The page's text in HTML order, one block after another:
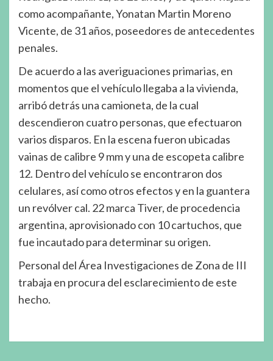
como acompañante, Yonatan Martin Moreno
Vicente, de 31 años, poseedores de antecedentes
penales.
De acuerdo a las averiguaciones primarias, en
momentos que el vehículo llegaba a la vivienda,
arribó detrás una camioneta, de la cual
descendieron cuatro personas, que efectuaron
varios disparos. En la escena fueron ubicadas
vainas de calibre 9 mm y una de escopeta calibre
12. Dentro del vehículo se encontraron dos
celulares, así como otros efectos y en la guantera
un revólver cal. 22 marca Tiver, de procedencia
argentina, aprovisionado con 10 cartuchos, que
fue incautado para determinar su origen.
Personal del Área Investigaciones de Zona de III
trabaja en procura del esclarecimiento de este
hecho.